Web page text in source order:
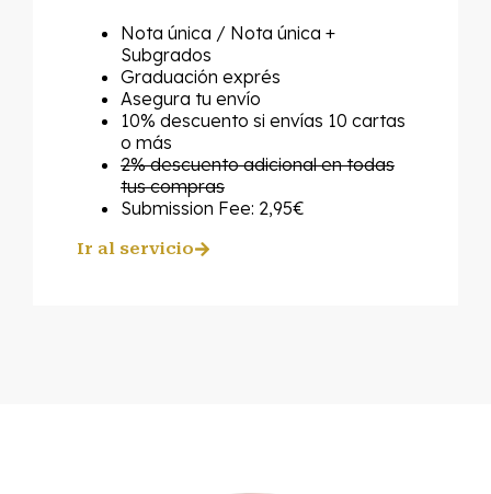
Nota única / Nota única +
Subgrados
Graduación exprés
Asegura tu envío
10% descuento si envías 10 cartas
o más
2% descuento adicional en todas
tus compras
Submission Fee: 2,95€
Ir al servicio